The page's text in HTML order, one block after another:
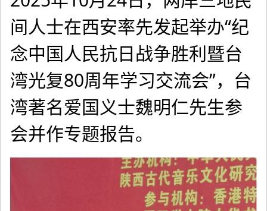
间人士在西安率先发起举办“纪
念中国人民抗日战争胜利暨台
湾光复80周年学习交流会”，台
湾著名爱国义士魏明仁先生参
会并作专题报告。